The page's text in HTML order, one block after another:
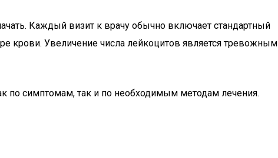
Каждый визит к врачу обычно включает стандартный
крови. Увеличение числа лейкоцитов является тревожным
по симптомам, так и по необходимым методам лечения.